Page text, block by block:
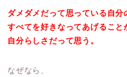
ダメダメだって思っている自分
すべてを好きなってあげること
自分らしさだって思う。
なぜなら、